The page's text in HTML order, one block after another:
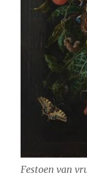
Festoen van